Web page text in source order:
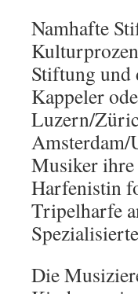
Namhafte
Stiftung und
Kappeler
Luzern/
Amsterdam/
Musiker ihre
Harfenistin
Tripelharfe
Die